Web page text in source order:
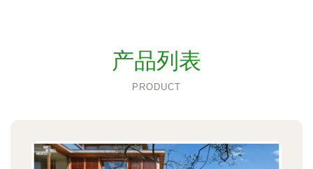
产品列表
PRODUCT